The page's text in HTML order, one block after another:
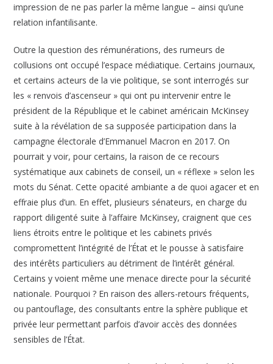
impression de ne pas parler la même langue – ainsi qu’une
relation infantilisante.
Outre la question des rémunérations, des rumeurs de
collusions ont occupé l’espace médiatique. Certains journaux,
et certains acteurs de la vie politique, se sont interrogés sur
les « renvois d’ascenseur » qui ont pu intervenir entre le
président de la République et le cabinet américain McKinsey
suite à la révélation de sa supposée participation dans la
campagne électorale d’Emmanuel Macron en 2017. On
pourrait y voir, pour certains, la raison de ce recours
systématique aux cabinets de conseil, un « réflexe » selon les
mots du Sénat. Cette opacité ambiante a de quoi agacer et en
effraie plus d’un. En effet, plusieurs sénateurs, en charge du
rapport diligenté suite à l’affaire McKinsey, craignent que ces
liens étroits entre le politique et les cabinets privés
compromettent l’intégrité de l’État et le pousse à satisfaire
des intérêts particuliers au détriment de l’intérêt général.
Certains y voient même une menace directe pour la sécurité
nationale. Pourquoi ? En raison des allers-retours fréquents,
ou pantouflage, des consultants entre la sphère publique et
privée leur permettant parfois d’avoir accès des données
sensibles de l’État.